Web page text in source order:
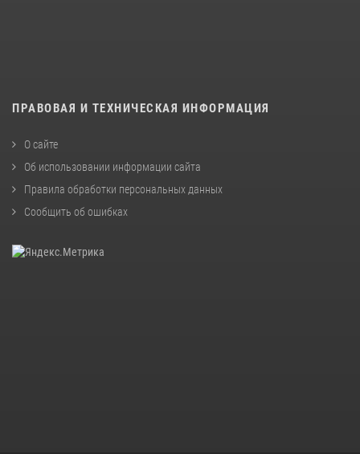
ПРАВОВАЯ И ТЕХНИЧЕСКАЯ ИНФОРМАЦИЯ
О сайте
Об использовании информации сайта
Правила обработки персональных данных
Сообщить об ошибках